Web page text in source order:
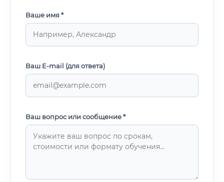
Ваше имя *
Ваш E-mail (для ответа)
Ваш вопрос или сообщение *